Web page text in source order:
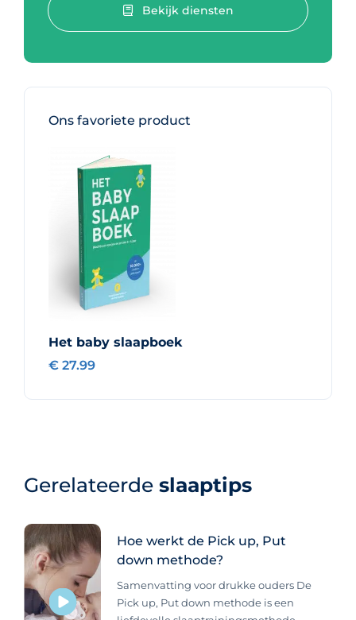
Bekijk diensten
Ons favoriete product
Het baby slaapboek
€ 27.99
Gerelateerde slaaptips
Hoe werkt de Pick up, Put
down methode?
Samenvatting voor drukke ouders De
Pick up, Put down methode is een